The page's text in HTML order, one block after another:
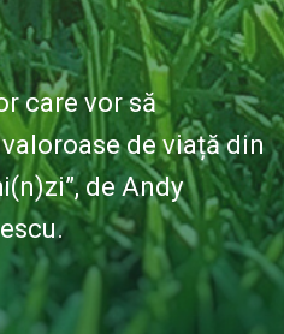
care vor să
de viață din
de Andy